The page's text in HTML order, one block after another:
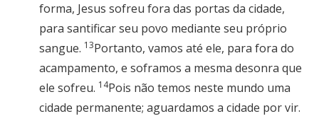
forma, Jesus sofreu fora das portas da cidade,
para santificar seu povo mediante seu próprio
sangue. 13Portanto, vamos até ele, para fora do
acampamento, e soframos a mesma desonra que
ele sofreu. 14Pois não temos neste mundo uma
cidade permanente; aguardamos a cidade por vir.